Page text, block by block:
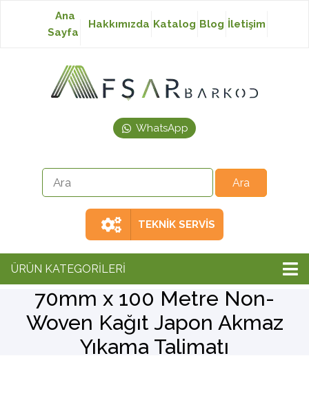
Baskısız Etiket
Japon Akmaz Yıkama
Ribon
Barkod Yazıcı
Barkod Okuyucu
Ana
Sayfa
Hakkımızda Katalog Blog İletişim
WhatsApp
TEKNİK SERVİS
ÜRÜN KATEGORİLERİ
70mm x 100 Metre Non-
Woven Kağıt Japon Akmaz
Yıkama Talimatı